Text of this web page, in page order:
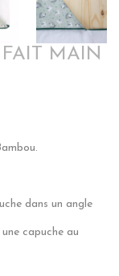
MAIN
dans un angle
capuche au